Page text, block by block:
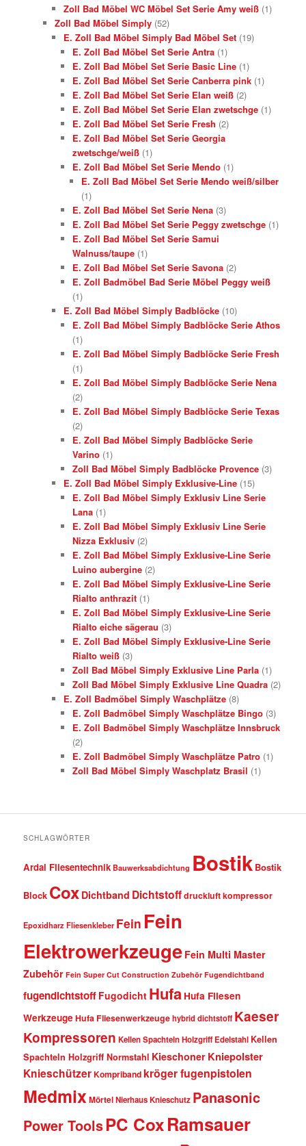
Zoll Bad Möbel WC Möbel Set Serie Amy weiß (1)
Zoll Bad Möbel Simply (52)
E. Zoll Bad Möbel Simply Bad Möbel Set (19)
E. Zoll Bad Möbel Set Serie Antra (1)
E. Zoll Bad Möbel Set Serie Basic Line (1)
E. Zoll Bad Möbel Set Serie Canberra pink (1)
E. Zoll Bad Möbel Set Serie Elan weiß (2)
E. Zoll Bad Möbel Set Serie Elan zwetschge (1)
E. Zoll Bad Möbel Set Serie Fresh (2)
E. Zoll Bad Möbel Set Serie Georgia
zwetschge/weiß (1)
E. Zoll Bad Möbel Set Serie Mendo (1)
E. Zoll Bad Möbel Set Serie Mendo weiß/silber
(1)
E. Zoll Bad Möbel Set Serie Nena (3)
E. Zoll Bad Möbel Set Serie Peggy zwetschge (1)
E. Zoll Bad Möbel Set Serie Samui
Walnuss/taupe (1)
E. Zoll Bad Möbel Set Serie Savona (2)
E. Zoll Badmöbel Bad Serie Möbel Peggy weiß
(1)
E. Zoll Bad Möbel Simply Badblöcke (10)
E. Zoll Bad Möbel Simply Badblöcke Serie Athos
(1)
E. Zoll Bad Möbel Simply Badblöcke Serie Fresh
(1)
E. Zoll Bad Möbel Simply Badblöcke Serie Nena
(2)
E. Zoll Bad Möbel Simply Badblöcke Serie Texas
(2)
E. Zoll Bad Möbel Simply Badblöcke Serie
Varino (1)
Zoll Bad Möbel Simply Badblöcke Provence (3)
E. Zoll Bad Möbel Simply Exklusive-Line (15)
E. Zoll Bad Möbel Simply Exklusiv Line Serie
Lana (1)
E. Zoll Bad Möbel Simply Exklusiv Line Serie
Nizza Exklusiv (2)
E. Zoll Bad Möbel Simply Exklusive-Line Serie
Luino aubergine (2)
E. Zoll Bad Möbel Simply Exklusive-Line Serie
Rialto anthrazit (1)
E. Zoll Bad Möbel Simply Exklusive-Line Serie
Rialto eiche sägerau (3)
E. Zoll Bad Möbel Simply Exklusive-Line Serie
Rialto weiß (3)
Zoll Bad Möbel Simply Exklusive Line Parla (1)
Zoll Bad Möbel Simply Exklusive Line Quadra (2)
E. Zoll Badmöbel Simply Waschplätze (8)
E. Zoll Badmöbel Simply Waschplätze Bingo (3)
E. Zoll Badmöbel Simply Waschplätze Innsbruck
(2)
E. Zoll Badmöbel Simply Waschplätze Patro (1)
Zoll Bad Möbel Simply Waschplatz Brasil (1)
SCHLAGWÖRTER
Ardal Fliesentechnik Bauwerksabdichtung Bostik Bostik
Block Cox Dichtband Dichtstoffdruckluft kompressor
Epoxidharz Fliesenkleber Fein Fein
Elektrowerkzeuge Fein Multi Master
Zubehör Fein Super Cut Construction Zubehör Fugendichtband
fugendichtstoff Fugodicht Hufa Hufa Fliesen
WerkzeugeHufa Fliesenwerkzeugehybrid dichtstoff Kaeser
Kompressoren Kellen Spachteln Holzgriff Edelstahl Kellen
Spachteln Holzgriff Normstahl Kieschoner Kniepolster
KnieschützerKompriband kröger fugenpistolen
Medmix MörtelNierhaus Knieschutz Panasonic
Power ToolsPC CoxRamsauer